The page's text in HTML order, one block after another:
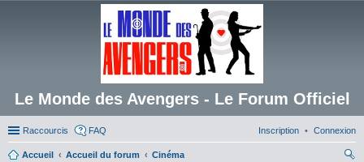
Le Monde des Avengers - Le Forum Officiel
Raccourcis FAQ Connexion
Inscription
Accueil Accueil du forum
Cinéma